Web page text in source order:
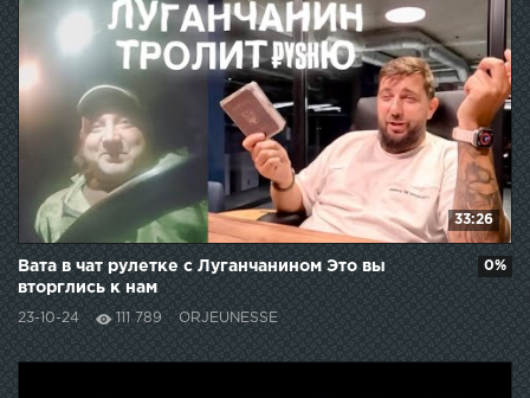
33:26
Вата в чат рулетке с Луганчанином Это вы
вторглись к нам
23-10-24 111 789 ORJEUNESSE
0%